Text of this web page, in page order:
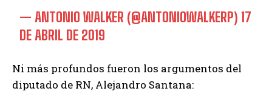
— ANTONIO WALKER (@ANTONIOWALKERP)17
DE ABRIL DE 2019
Ni más profundos fueron los argumentos del
diputado de RN, Alejandro Santana: